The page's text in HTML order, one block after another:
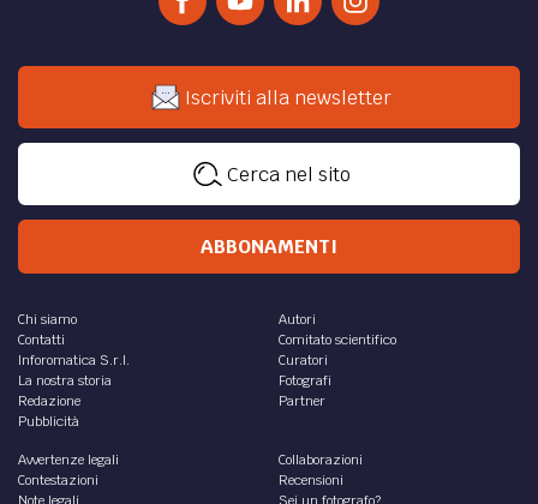
Iscriviti alla newsletter
Cerca nel sito
ABBONAMENTI
Chi siamo
Contatti
Inforomatica S.r.l.
La nostra storia
Redazione
Pubblicità
Autori
Comitato scientifico
Curatori
Fotografi
Partner
Avvertenze legali
Contestazioni
Note legali
Collaborazioni
Recensioni
Sei un fotografo?